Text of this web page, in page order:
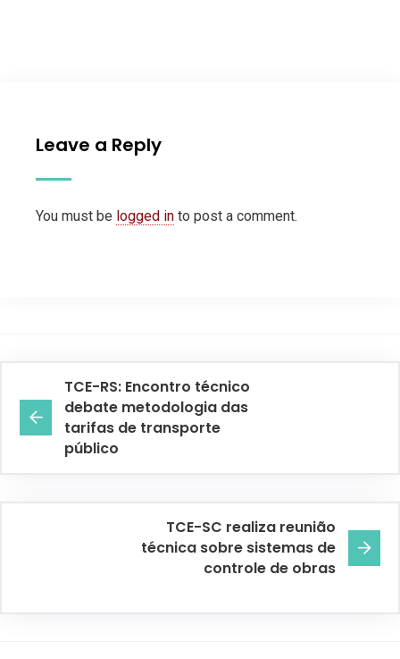
Leave a Reply
You must be logged in to post a comment.
TCE-RS: Encontro técnico
debate metodologia das
tarifas de transporte
público
TCE-SC realiza reunião
técnica sobre sistemas de
controle de obras